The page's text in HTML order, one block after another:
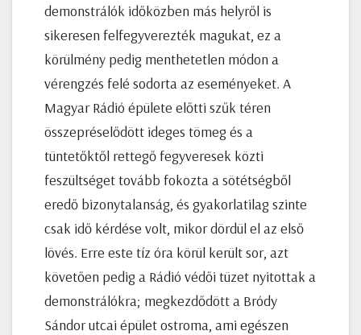
demonstrálók időközben más helyről is
sikeresen felfegyverezték magukat, ez a
körülmény pedig menthetetlen módon a
vérengzés felé sodorta az eseményeket. A
Magyar Rádió épülete előtti szűk téren
összepréselődött ideges tömeg és a
tüntetőktől rettegő fegyveresek közti
feszültséget tovább fokozta a sötétségből
eredő bizonytalanság, és gyakorlatilag szinte
csak idő kérdése volt, mikor dördül el az első
lövés. Erre este tíz óra körül került sor, azt
követően pedig a Rádió védői tüzet nyitottak a
demonstrálókra; megkezdődött a Bródy
Sándor utcai épület ostroma, ami egészen